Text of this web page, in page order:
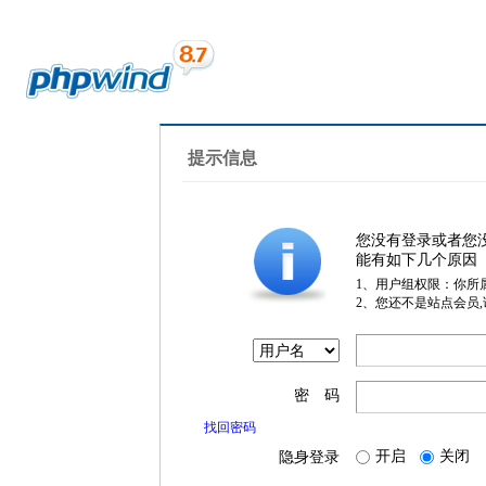
提示信息
您没有登录或者您
能有如下几个原因
1、用户组权限：你所
2、您还不是站点会员
密 码
找回密码
隐身登录 开启 关闭